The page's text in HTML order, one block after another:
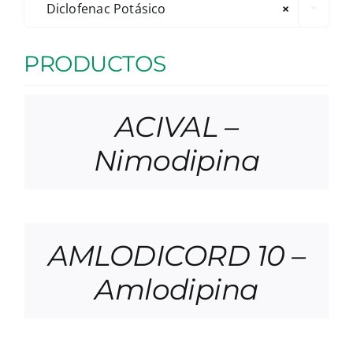
×
Diclofenac Potásico
PRODUCTOS
ACIVAL –
Nimodipina
AMLODICORD 10 –
Amlodipina